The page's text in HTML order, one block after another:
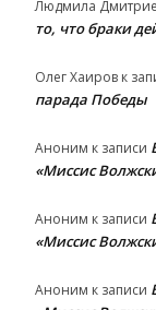
Людмила
то, что браки
Олег Хаиров к
парада Победы
Аноним к записи
«Миссис
Аноним к записи
«Миссис
Аноним к записи